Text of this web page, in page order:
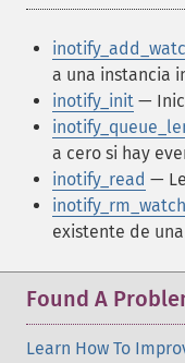
a una instancia
inotify_init —
a cero si hay
inotify_read —
inotify_rm_watch
existente de
Found A
Learn How To